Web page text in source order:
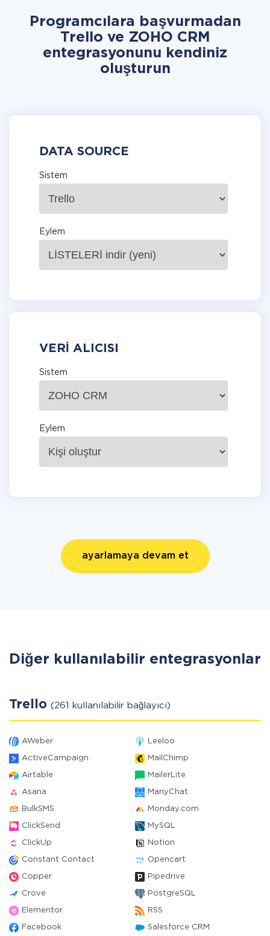
Programcılara başvurmadan
Trello ve ZOHO CRM
entegrasyonunu kendiniz
oluşturun
DATA SOURCE
Sistem
Eylem
VERI ALICISI
Sistem
Eylem
ayarlamaya devam et
Diğer kullanılabilir entegrasyonlar
Trello (261 kullanılabilir bağlayıcı)
AWeber Leeloo
ActiveCampaign MailChimp
Airtable MailerLite
Asana ManyChat
BulkSMS Monday.com
ClickSend MySQL
ClickUp Notion
Constant Contact Opencart
Copper Pipedrive
Crove PostgreSQL
Elementor RSS
Facebook Salesforce CRM